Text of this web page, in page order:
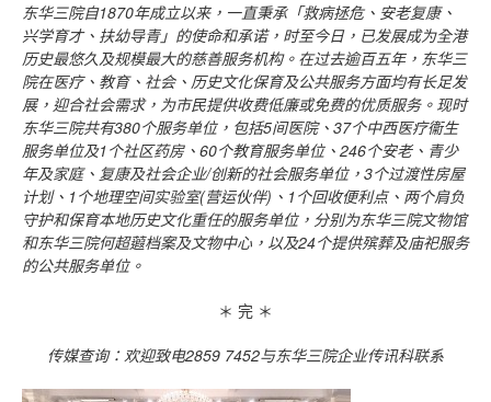
东华三院自1870年成立以来，一直秉承「救病拯危、安老复康、
兴学育才、扶幼导青」的使命和承诺，时至今日，已发展成为全港
历史最悠久及规模最大的慈善服务机构。在过去逾百五年，东华三
院在医疗、教育、社会、历史文化保育及公共服务方面均有长足发
展，迎合社会需求，为市民提供收费低廉或免费的优质服务。现时
东华三院共有380个服务单位，包括5间医院、 37个中西医疗衞生
服务单位及1个社区药房、 60个教育服务单位、 246个安老、青少
年及家庭、复康及社会企业/创新的社会服务单位， 3个过渡性房屋
计划、 1个地理空间实验室(营运伙伴) 、 1个回收便利点、两个肩负
守护和保育本地历史文化重任的服务单位，分别为东华三院文物馆
和东华三院何超蕸档案及文物中心，以及24个提供殡葬及庙祀服务
的公共服务单位。
＊ 完 ＊
传媒查询：欢迎致电2859 7452与东华三院企业传讯科联系